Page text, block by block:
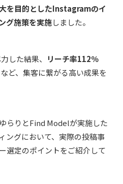
を目的としたInstagramのイ
グ施策を実施しました。
した結果、
リーチ率112％
ど、集客に繋がる高い成果を
らりとFind Modelが実施した
ングにおいて、実際の投稿事
選定のポイントをご紹介して